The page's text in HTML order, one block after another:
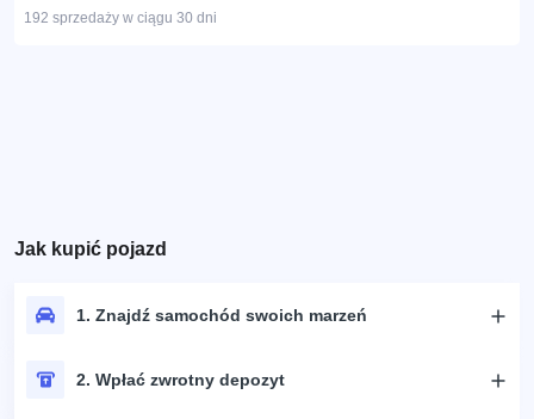
192 sprzedaży w ciągu 30 dni
Jak kupić pojazd
1. Znajdź samochód swoich marzeń
2. Wpłać zwrotny depozyt